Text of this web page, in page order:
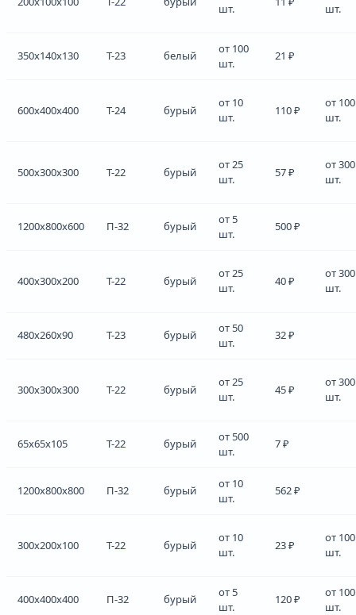
шт.
шт.
350x140x130 Т-23 белый
от 100
шт.
21 ₽
600x400x400 Т-24 бурый
от 10
шт.
110 ₽
от 100
шт.
500x300x300 Т-22 бурый
от 25
шт.
57 ₽
от 300
шт.
1200x800x600 П-32 бурый
от 5
шт.
500 ₽
400x300x200 Т-22 бурый
от 25
шт.
40 ₽
от 300
шт.
480x260x90 Т-23 бурый
от 50
шт.
32 ₽
300x300x300 Т-22 бурый
от 25
шт.
45 ₽
от 300
шт.
65x65x105 Т-22 бурый
от 500
шт.
7 ₽
1200x800x800 П-32 бурый
от 10
шт.
562 ₽
300x200x100 Т-22 бурый
от 10
шт.
23 ₽
от 100
шт.
400x400x400 П-32 бурый
от 5
шт.
120 ₽
от 100
шт.